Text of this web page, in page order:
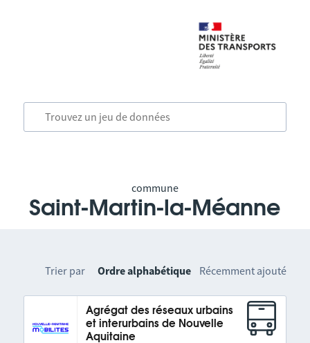
commune
Saint-Martin-la-Méanne
Trier par Ordre alphabétique Récemment ajouté
Agrégat des réseaux urbains
et interurbains de Nouvelle
Aquitaine